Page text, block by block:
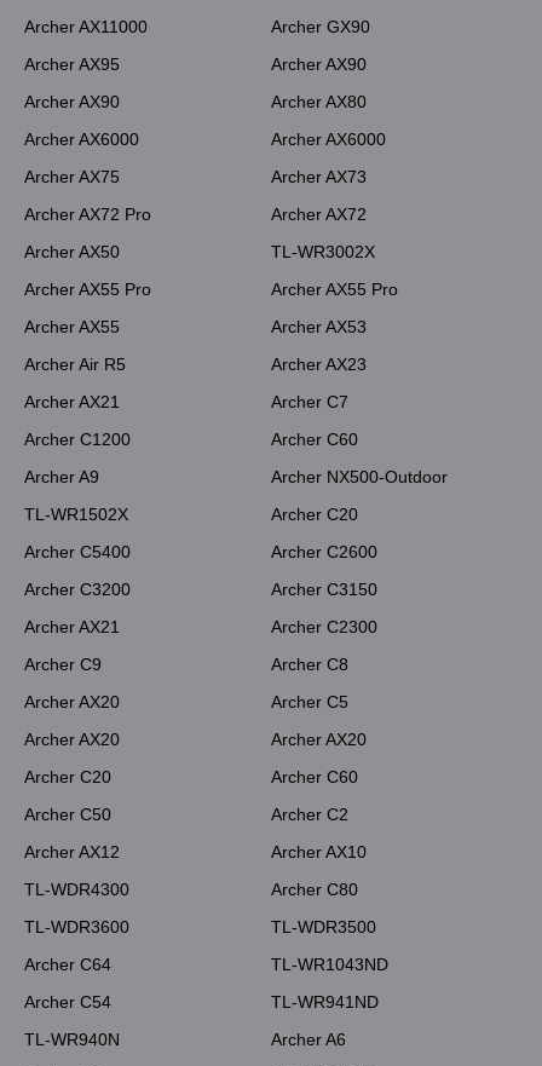
Archer AX11000
Archer GX90
Archer AX95
Archer AX90
Archer AX90
Archer AX80
Archer AX6000
Archer AX6000
Archer AX75
Archer AX73
Archer AX72 Pro
Archer AX72
Archer AX50
TL-WR3002X
Archer AX55 Pro
Archer AX55 Pro
Archer AX55
Archer AX53
Archer Air R5
Archer AX23
Archer AX21
Archer C7
Archer C1200
Archer C60
Archer A9
Archer NX500-Outdoor
TL-WR1502X
Archer C20
Archer C5400
Archer C2600
Archer C3200
Archer C3150
Archer AX21
Archer C2300
Archer C9
Archer C8
Archer AX20
Archer C5
Archer AX20
Archer AX20
Archer C20
Archer C60
Archer C50
Archer C2
Archer AX12
Archer AX10
TL-WDR4300
Archer C80
TL-WDR3600
TL-WDR3500
Archer C64
TL-WR1043ND
Archer C54
TL-WR941ND
TL-WR940N
Archer A6